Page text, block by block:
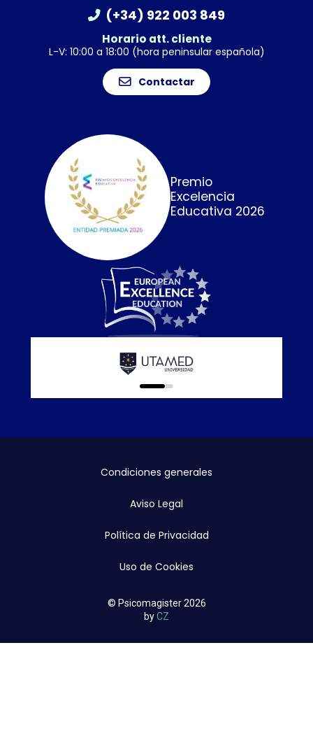
(+34) 922 003 849
Horario att. cliente
L-V: 10:00 a 18:00 (hora peninsular española)
Contactar
Premio
Excelencia
Educativa 2026
0
1
Condiciones generales
Aviso Legal
Política de Privacidad
Uso de Cookies
© Psicomagister 2026
byCZ